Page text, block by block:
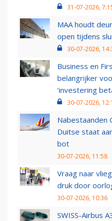
31-07-2026,
MAA houdt
open tijdens
30-07-2026,
Business en
belangrijker
‘investering
30-07-2026,
Nabestaanden
Duitse staat
bot
30-07-2026, 11:58
Vraag naar
druk door
30-07-2026, 10:36
SWISS-Airbus